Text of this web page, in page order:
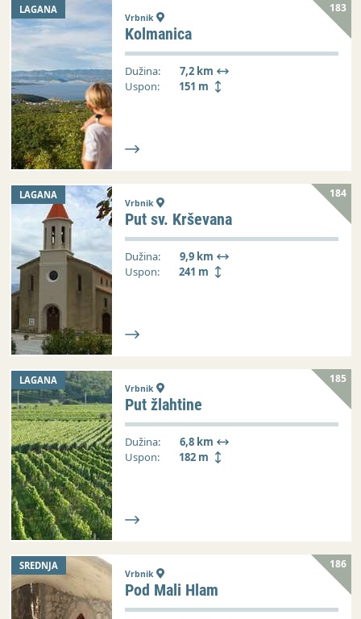
LAGANA 183
Vrbnik
Kolmanica
Dužina:
7,2 km
Uspon:
151 m
LAGANA 184
Vrbnik
Put sv. Krševana
Dužina:
9,9 km
Uspon:
241 m
LAGANA 185
Vrbnik
Put žlahtine
Dužina:
6,8 km
Uspon:
182 m
SREDNJA 186
Vrbnik
Pod Mali Hlam